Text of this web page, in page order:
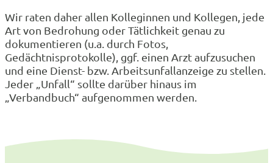
Wir raten daher allen Kolleginnen und Kollegen, jede
Art von Bedrohung oder Tätlichkeit genau zu
dokumentieren (u.a. durch Fotos,
Gedächtnisprotokolle), ggf. einen Arzt aufzusuchen
und eine Dienst- bzw. Arbeitsunfallanzeige zu stellen.
Jeder „Unfall“ sollte darüber hinaus im
„Verbandbuch“ aufgenommen werden.